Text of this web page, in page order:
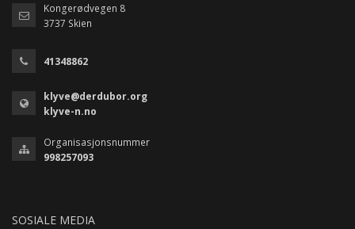
Kongerødvegen 8
3737 Skien
41348862
klyve@derdubor.org
klyve-n.no
Organisasjonsnummer
998257093
SOSIALE MEDIA